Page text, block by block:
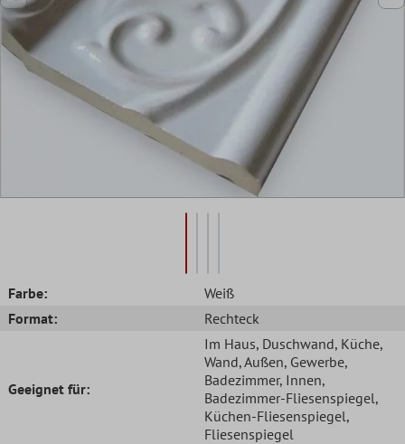
Farbe:
Weiß
Format:
Rechteck
Geeignet für:
Im Haus, Duschwand, Küche,
Wand, Außen, Gewerbe,
Badezimmer, Innen,
Badezimmer-Fliesenspiegel,
Küchen-Fliesenspiegel,
Fliesenspiegel